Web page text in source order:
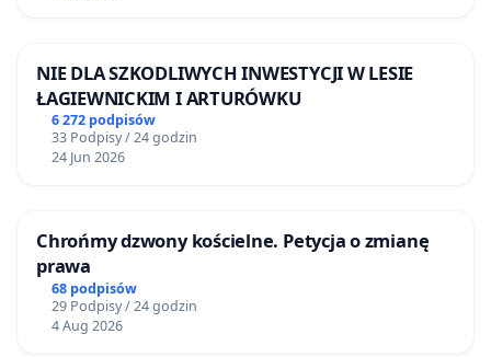
NIE DLA SZKODLIWYCH INWESTYCJI W LESIE
ŁAGIEWNICKIM I ARTURÓWKU
6 272 podpisów
33 Podpisy / 24 godzin
24 Jun 2026
Chrońmy dzwony kościelne. Petycja o zmianę
prawa
68 podpisów
29 Podpisy / 24 godzin
4 Aug 2026